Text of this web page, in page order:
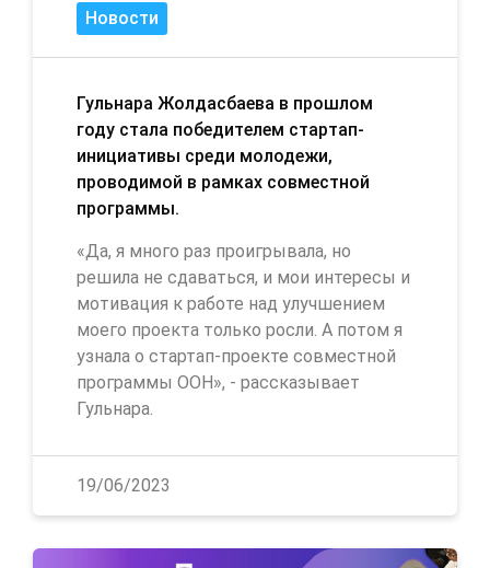
Новости
Гульнара Жолдасбаева в прошлом
году стала победителем стартап-
инициативы среди молодежи,
проводимой в рамках совместной
программы.
«Да, я много раз проигрывала, но
решила не сдаваться, и мои интересы и
мотивация к работе над улучшением
моего проекта только росли. А потом я
узнала о стартап-проекте совместной
программы ООН», - рассказывает
Гульнара.
19/06/2023